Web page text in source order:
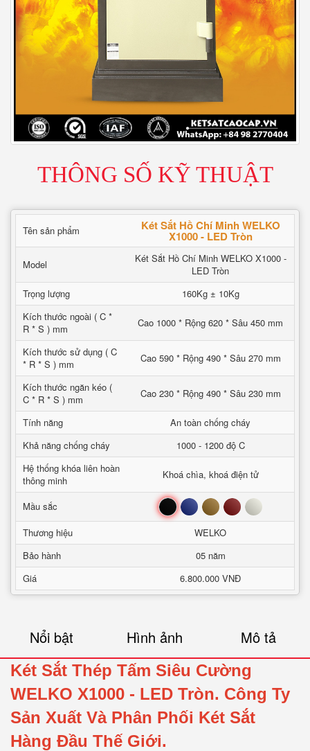
THÔNG SỐ KỸ THUẬT
Tên sản phẩm Két Sắt Hồ Chí Minh WELKO
X1000 - LED Tròn
Model
Két Sắt Hồ Chí Minh WELKO X1000 -
LED Tròn
Trọng lượng
160Kg ± 10Kg
Kích thước ngoài ( C *
R * S ) mm
Cao 1000 * Rộng 620 * Sâu 450 mm
Kích thước sử dụng ( C
* R * S ) mm
Cao 590 * Rộng 490 * Sâu 270 mm
Kích thước ngăn kéo (
C * R * S ) mm
Cao 230 * Rộng 490 * Sâu 230 mm
Tính năng
An toàn chống cháy
Khả năng chống cháy
1000 - 1200 độ C
Hệ thống khóa liên hoàn
thông minh
Khoá chìa, khoá điện tử
Mầu sắc Đen Xanh Nâu Đỏ Trắng
Thương hiệu
WELKO
Bảo hành
05 năm
Giá
6.800.000 VNĐ
Nổi bật Hình ảnh Mô tả
Két Sắt Thép Tấm Siêu Cường
WELKO X1000 - LED Tròn. Công Ty
Sản Xuất Và Phân Phối Két Sắt
Hàng Đầu Thế Giới.